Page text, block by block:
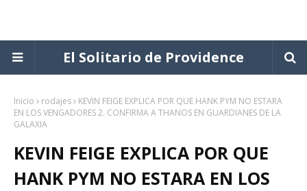
El Solitario de Providence
Inicio rodajes
KEVIN FEIGE EXPLICA POR QUE HANK PYM NO ESTARA
EN LOS VENGADORES 2. CONFIRMA A THANOS EN GUARDIANES DE LA
GALAXIA
KEVIN FEIGE EXPLICA POR QUE
HANK PYM NO ESTARA EN LOS